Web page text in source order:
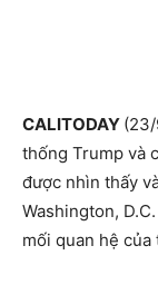
CALITODAY
thống Trump và
được nhìn thấy
Washington,
mối quan hệ